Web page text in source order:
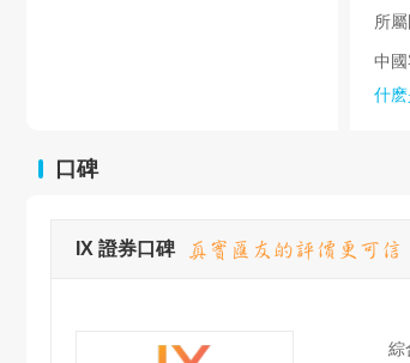
所屬
中國
什麽
口碑
IX 證券口碑
綜